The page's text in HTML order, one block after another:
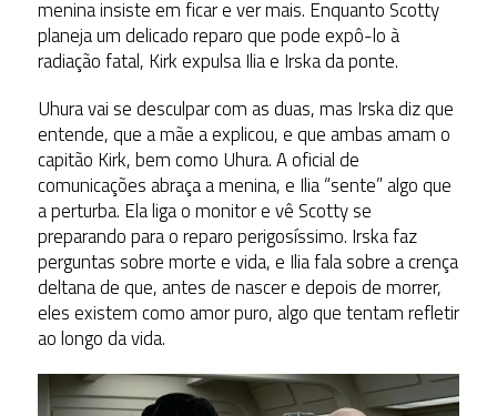
menina insiste em ficar e ver mais. Enquanto Scotty
planeja um delicado reparo que pode expô-lo à
radiação fatal, Kirk expulsa Ilia e Irska da ponte.
Uhura vai se desculpar com as duas, mas Irska diz que
entende, que a mãe a explicou, e que ambas amam o
capitão Kirk, bem como Uhura. A oficial de
comunicações abraça a menina, e Ilia “sente” algo que
a perturba. Ela liga o monitor e vê Scotty se
preparando para o reparo perigosíssimo. Irska faz
perguntas sobre morte e vida, e Ilia fala sobre a crença
deltana de que, antes de nascer e depois de morrer,
eles existem como amor puro, algo que tentam refletir
ao longo da vida.